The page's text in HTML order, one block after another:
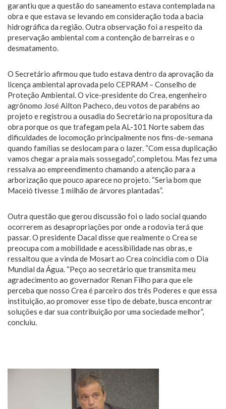
garantiu que a questão do saneamento estava contemplada na
obra e que estava se levando em consideração toda a bacia
hidrográfica da região. Outra observação foi a respeito da
preservação ambiental com a contenção de barreiras e o
desmatamento.
O Secretário afirmou que tudo estava dentro da aprovação da
licença ambiental aprovada pelo CEPRAM – Conselho de
Proteção Ambiental. O vice-presidente do Crea, engenheiro
agrônomo José Ailton Pacheco, deu votos de parabéns ao
projeto e registrou a ousadia do Secretário na propositura da
obra porque os que trafegam pela AL-101 Norte sabem das
dificuldades de locomoção principalmente nos fins-de-semana
quando famílias se deslocam para o lazer. “Com essa duplicação
vamos chegar a praia mais sossegado”, completou. Mas fez uma
ressalva ao empreendimento chamando a atenção para a
arborização que pouco aparece no projeto. “Seria bom que
Maceió tivesse 1 milhão de árvores plantadas”.
Outra questão que gerou discussão foi o lado social quando
ocorrerem as desapropriações por onde a rodovia terá que
passar. O presidente Dacal disse que realmente o Crea se
preocupa com a mobilidade e acessibilidade nas obras, e
ressaltou que a vinda de Mosart ao Crea coincidia com o Dia
Mundial da Água. “Peço ao secretário que transmita meu
agradecimento ao governador Renan Filho para que ele
perceba que nosso Crea é parceiro dos três Poderes e que essa
instituição, ao promover esse tipo de debate, busca encontrar
soluções e dar sua contribuição por uma sociedade melhor”,
concluiu.